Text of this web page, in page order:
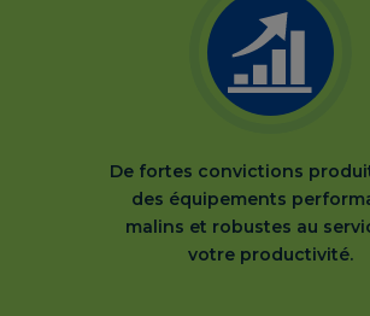
De fortes convictions
des équipements
malins et robustes au
votre productivité.